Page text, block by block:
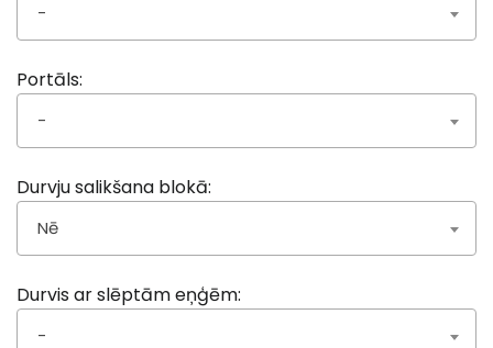
-
Portāls:
-
Durvju salikšana blokā:
Nē
Durvis ar slēptām eņģēm:
-